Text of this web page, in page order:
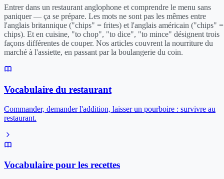
Entrer dans un restaurant anglophone et comprendre le menu sans
paniquer — ça se prépare. Les mots ne sont pas les mêmes entre
l'anglais britannique ("chips" = frites) et l'anglais américain ("chips" =
chips). Et en cuisine, "to chop", "to dice", "to mince" désignent trois
façons différentes de couper. Nos articles couvrent la nourriture du
marché à l'assiette, en passant par la boulangerie du coin.
Vocabulaire du restaurant
Commander, demander l'addition, laisser un pourboire : survivre au
restaurant.
Vocabulaire pour les recettes